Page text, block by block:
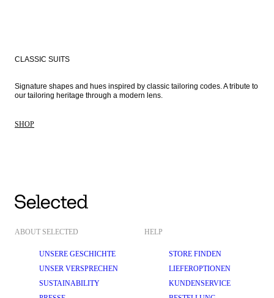
CLASSIC SUITS
Signature shapes and hues inspired by classic tailoring codes. A tribute to
our tailoring heritage through a modern lens.
SHOP
ABOUT SELECTED
UNSERE GESCHICHTE
UNSER VERSPRECHEN
SUSTAINABILITY
HELP
STORE FINDEN
LIEFEROPTIONEN
KUNDENSERVICE